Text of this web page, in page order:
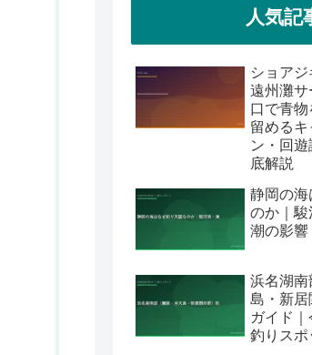
人気記
ショアジ
遠州灘サ
口で青
留めるキ
ン・回
底解説
静岡の海
のか｜駿
潮の影響
浜名湖南
島・新居
ガイド
釣りスポ